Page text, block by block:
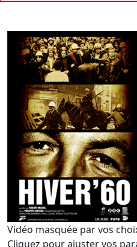
Vidéo masquée par vos
Cliquez pour ajuster vos